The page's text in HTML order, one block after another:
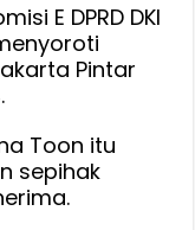
E DPRD DKI
Pintar
Toon itu
sepihak